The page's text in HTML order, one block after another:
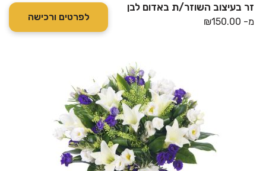
זר בעיצוב השוזר/ת באדום לבן
מ- ₪150.00 לפרטים ורכישה